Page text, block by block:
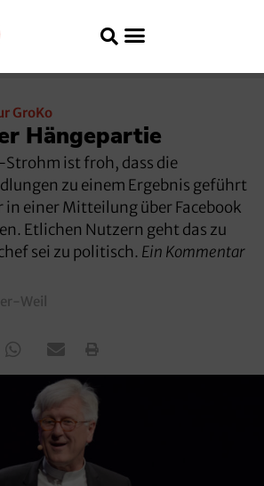
GroKo
Hängepartie
ist froh, dass die
zu einem Ergebnis geführt
in einer Mitteilung über Facebook
Etlichen Nutzern geht das zu
sei zu politisch. Ein Kommentar
Weil